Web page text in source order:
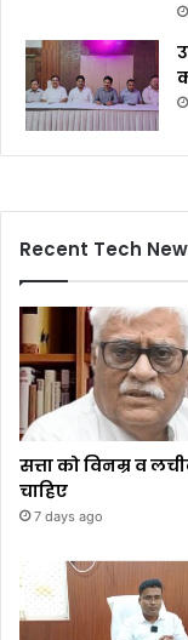
Recent Tech
सत्ता को विनम्र व
चाहिए
7 days ago